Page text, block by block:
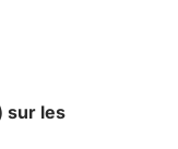
sur les